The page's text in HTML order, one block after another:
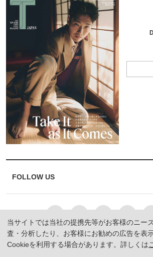
FOLLOW US
当サイトでは当社の提携先等がお客様のニー
査・分析したり、お客様にお勧めの広告を表
Cookieを利用する場合があります。詳しくは